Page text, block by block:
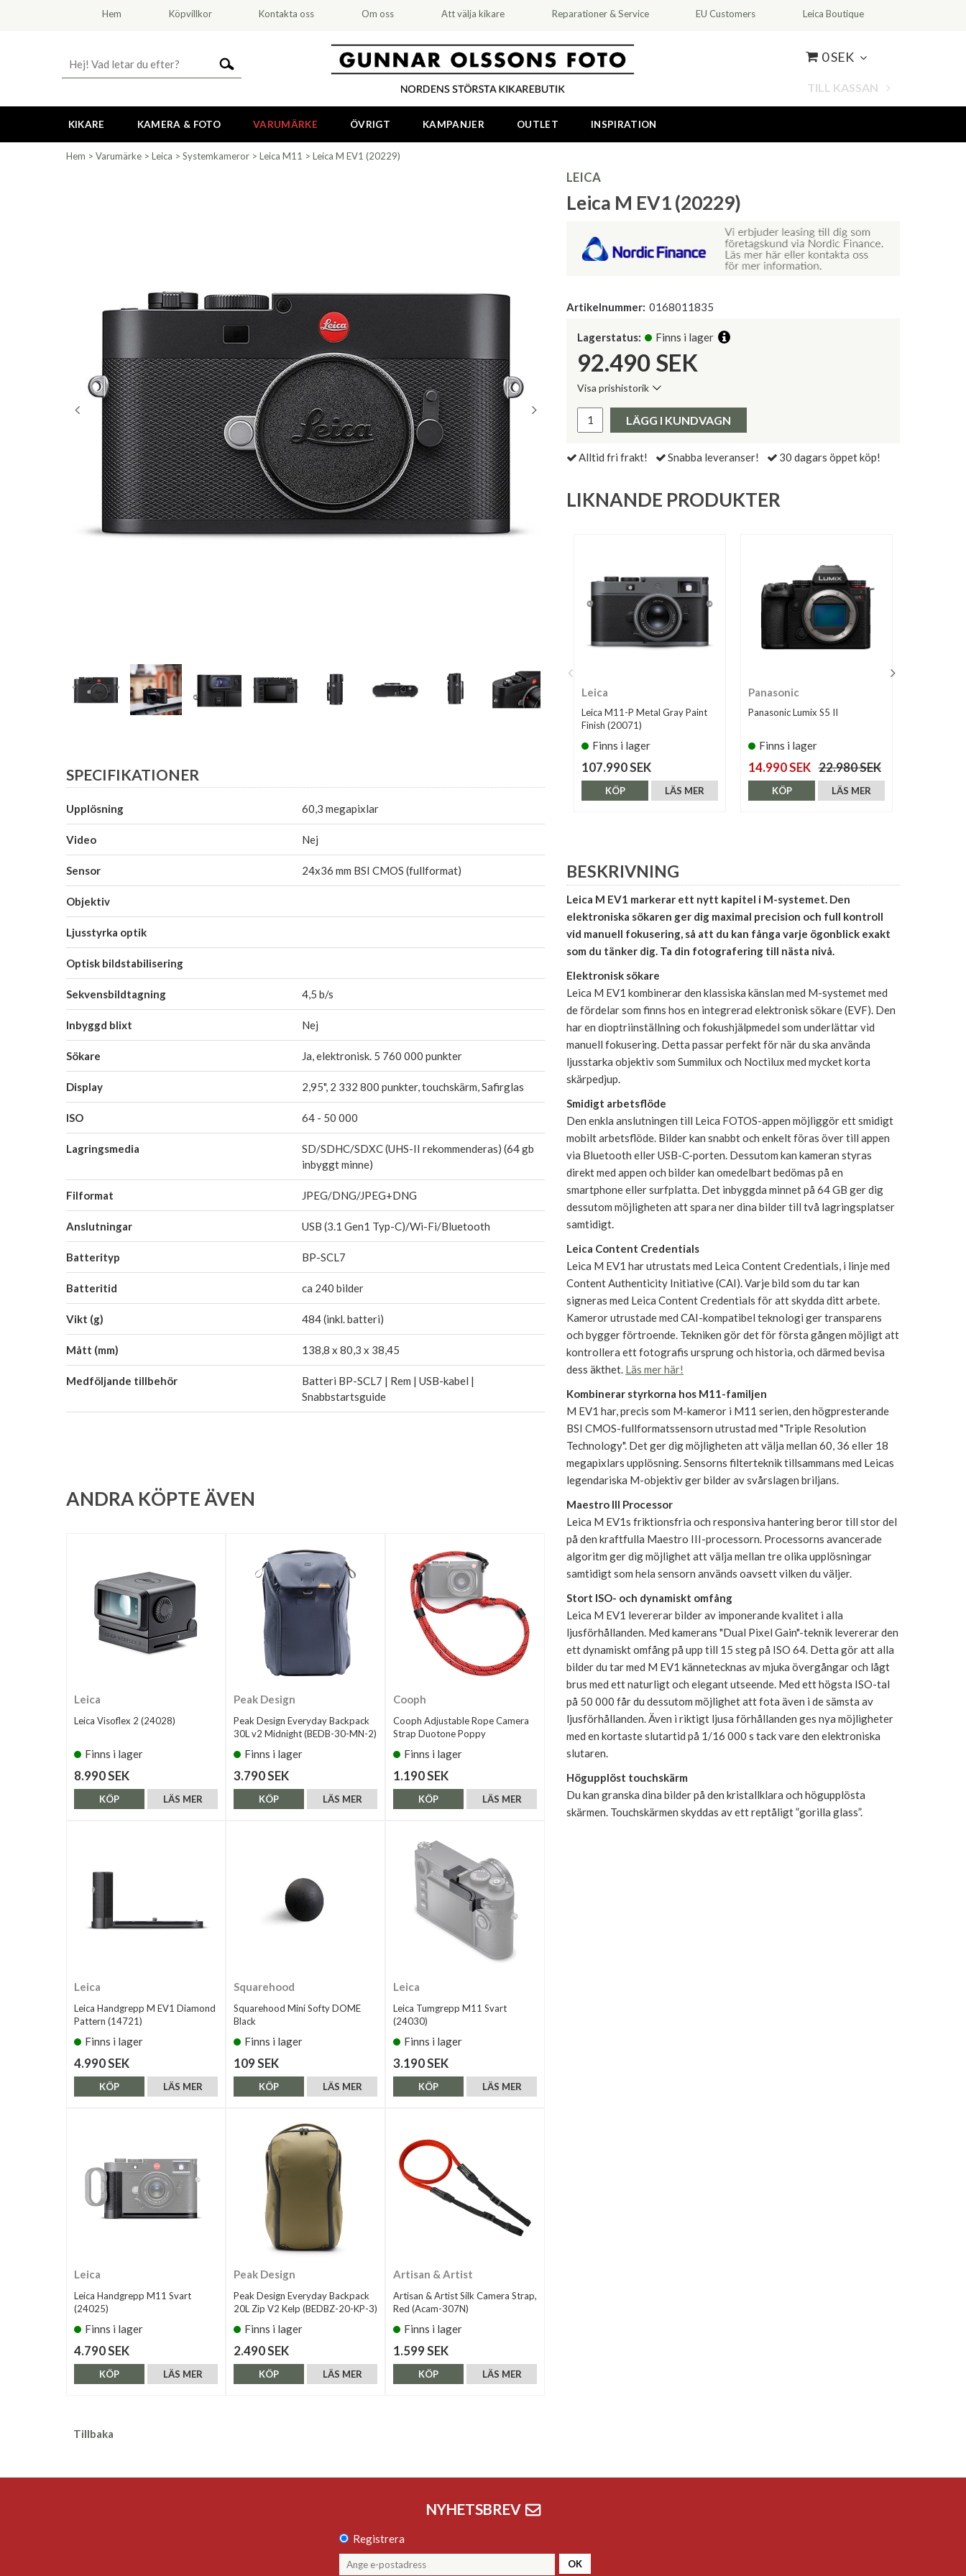
Hem Köpvillkor Kontakta oss Om oss Att välja kikare Reparationer & Service EU Customers Leica Boutique
0 SEK
TILL KASSAN
KIKARE KAMERA & FOTO VARUMÄRKE ÖVRIGT KAMPANJER OUTLET INSPIRATION
Hem > Varumärke > Leica > Systemkameror > Leica M11 > Leica M EV1 (20229)
LEICA
Leica M EV1 (20229)
Artikelnummer: 0168011835
Lagerstatus: Finns i lager
92.490 SEK
Visa prishistorik
Pris:
LÄGG I KUNDVAGN
Alltid fri frakt! Snabba leveranser! 30 dagars öppet köp!
LIKNANDE PRODUKTER
Leica
Leica M11-P Metal Gray Paint
Finish (20071)
Finns i lager
107.990 SEK
LÄS MER
KÖP
Panasonic
Panasonic Lumix S5 II
Finns i lager
14.990 SEK 22.980 SEK
LÄS MER
KÖP
BESKRIVNING
Leica M EV1 markerar ett nytt kapitel i M-systemet. Den
elektroniska sökaren ger dig maximal precision och full kontroll
vid manuell fokusering, så att du kan fånga varje ögonblick exakt
som du tänker dig. Ta din fotografering till nästa nivå.
Elektronisk sökare
Leica M EV1 kombinerar den klassiska känslan med M-systemet med
de fördelar som finns hos en integrerad elektronisk sökare (EVF). Den
har en dioptriinställning och fokushjälpmedel som underlättar vid
manuell fokusering. Detta passar perfekt för när du ska använda
ljusstarka objektiv som Summilux och Noctilux med mycket korta
skärpedjup.
Smidigt arbetsflöde
Den enkla anslutningen till Leica FOTOS-appen möjliggör ett smidigt
mobilt arbetsflöde. Bilder kan snabbt och enkelt föras över till appen
via Bluetooth eller USB-C-porten. Dessutom kan kameran styras
direkt med appen och bilder kan omedelbart bedömas på en
smartphone eller surfplatta. Det inbyggda minnet på 64 GB ger dig
dessutom möjligheten att spara ner dina bilder till två lagringsplatser
samtidigt.
Leica Content Credentials
Leica M EV1 har utrustats med Leica Content Credentials, i linje med
Content Authenticity Initiative (CAI). Varje bild som du tar kan
signeras med Leica Content Credentials för att skydda ditt arbete.
Kameror utrustade med CAI-kompatibel teknologi ger transparens
och bygger förtroende. Tekniken gör det för första gången möjligt att
kontrollera ett fotografis ursprung och historia, och därmed bevisa
dess äkthet. Läs mer här!
Kombinerar styrkorna hos M11-familjen
M EV1 har, precis som M-kameror i M11 serien, den högpresterande
BSI CMOS-fullformatssensorn utrustad med "Triple Resolution
Technology". Det ger dig möjligheten att välja mellan 60, 36 eller 18
megapixlars upplösning. Sensorns filterteknik tillsammans med Leicas
legendariska M-objektiv ger bilder av svårslagen briljans.
Maestro III Processor
Leica M EV1s friktionsfria och responsiva hantering beror till stor del
på den kraftfulla Maestro III-processorn. Processorns avancerade
algoritm ger dig möjlighet att välja mellan tre olika upplösningar
samtidigt som hela sensorn används oavsett vilken du väljer.
Stort ISO- och dynamiskt omfång
Leica M EV1 levererar bilder av imponerande kvalitet i alla
ljusförhållanden. Med kamerans "Dual Pixel Gain"-teknik levererar den
ett dynamiskt omfång på upp till 15 steg på ISO 64. Detta gör att alla
bilder du tar med M EV1 kännetecknas av mjuka övergångar och lågt
brus med ett naturligt och elegant utseende. Med ett högsta ISO-tal
på 50 000 får du dessutom möjlighet att fota även i de sämsta av
ljusförhållanden. Även i riktigt ljusa förhållanden ges nya möjligheter
med en kortaste slutartid på 1/16 000 s tack vare den elektroniska
slutaren.
Högupplöst touchskärm
Du kan granska dina bilder på den kristallklara och högupplösta
skärmen. Touchskärmen skyddas av ett reptåligt ”gorilla glass”.
SPECIFIKATIONER
Upplösning 60,3 megapixlar
Video Nej
Sensor 24x36 mm BSI CMOS (fullformat)
Objektiv
Ljusstyrka optik
Optisk bildstabilisering
Sekvensbildtagning 4,5 b/s
Inbyggd blixt Nej
Sökare Ja, elektronisk. 5 760 000 punkter
Display 2,95", 2 332 800 punkter, touchskärm, Safirglas
ISO 64 - 50 000
Lagringsmedia
SD/SDHC/SDXC (UHS-II rekommenderas) (64 gb
inbyggt minne)
Filformat JPEG/DNG/JPEG+DNG
Anslutningar USB (3.1 Gen1 Typ-C)/Wi-Fi/Bluetooth
Batterityp BP-SCL7
Batteritid ca 240 bilder
Vikt (g) 484 (inkl. batteri)
Mått (mm) 138,8 x 80,3 x 38,45
Medföljande tillbehör
Batteri BP-SCL7 | Rem | USB-kabel |
Snabbstartsguide
ANDRA KÖPTE ÄVEN
Leica
Leica Visoflex 2 (24028)
Finns i lager
8.990 SEK
LÄS MER
KÖP
Peak Design
Peak Design Everyday Backpack
30L v2 Midnight (BEDB-30-MN-2)
Finns i lager
3.790 SEK
LÄS MER
KÖP
Cooph
Cooph Adjustable Rope Camera
Strap Duotone Poppy
Finns i lager
1.190 SEK
LÄS MER
KÖP
Leica
Leica Handgrepp M EV1 Diamond
Pattern (14721)
Finns i lager
4.990 SEK
LÄS MER
KÖP
Squarehood
Squarehood Mini Softy DOME
Black
Finns i lager
109 SEK
LÄS MER
KÖP
Leica
Leica Tumgrepp M11 Svart
(24030)
Finns i lager
3.190 SEK
LÄS MER
KÖP
Leica
Leica Handgrepp M11 Svart
(24025)
Finns i lager
4.790 SEK
LÄS MER
KÖP
Peak Design
Peak Design Everyday Backpack
20L Zip V2 Kelp (BEDBZ-20-KP-3)
Finns i lager
2.490 SEK
LÄS MER
KÖP
Artisan & Artist
Artisan & Artist Silk Camera Strap,
Red (Acam-307N)
Finns i lager
1.599 SEK
LÄS MER
KÖP
Tillbaka
NYHETSBREV
Registrera
OK